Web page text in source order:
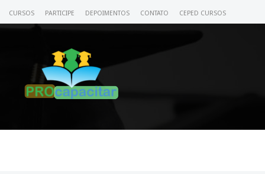
CURSOS PARTICIPE DEPOIMENTOS CONTATO CEPED CURSOS